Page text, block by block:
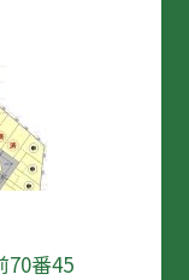
70番45